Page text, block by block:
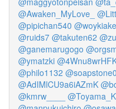
@Awaken_MyLove_
@pipichan540
@ruids7 @takuten62
@ganemarugogo
@ymatzki
@philo1132
@AdIMlCU9a6iAZmK
@kmrw____